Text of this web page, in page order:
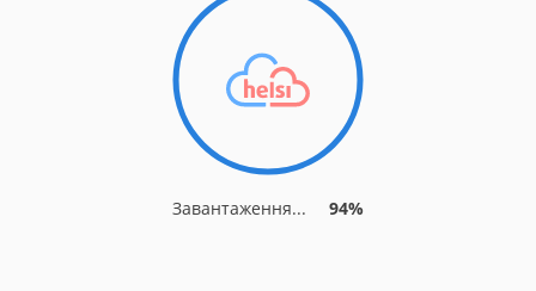
Завантаження... 94%